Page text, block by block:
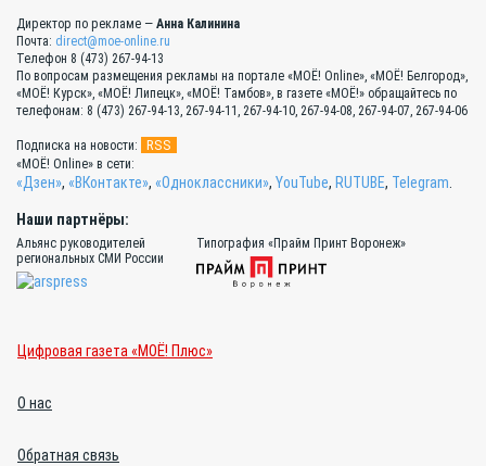
Директор по рекламе — Анна Калинина
Почта: direct@moe-online.ru
Телефон 8 (473) 267-94-13
По вопросам размещения рекламы на портале «МОЁ! Online», «МОЁ! Белгород»,
«МОЁ! Курск», «МОЁ! Липецк», «МОЁ! Тамбов», в газете «МОЁ!» обращайтесь по
телефонам: 8 (473) 267-94-13, 267-94-11, 267-94-10, 267-94-08, 267-94-07, 267-94-06
Подписка на новости: RSS
«МОЁ! Online» в сети:
«Дзен», «ВКонтакте», «Одноклассники», YouTube, RUTUBE, Telegram.
Наши партнёры:
Альянс руководителей
региональных СМИ России
Типография «Прайм Принт Воронеж»
Цифровая газета «МОЁ! Плюс»
О нас
Обратная связь